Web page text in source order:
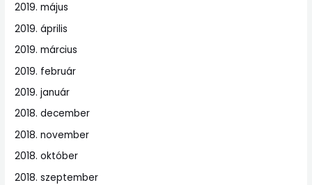
2019. május
2019. április
2019. március
2019. február
2019. január
2018. december
2018. november
2018. október
2018. szeptember